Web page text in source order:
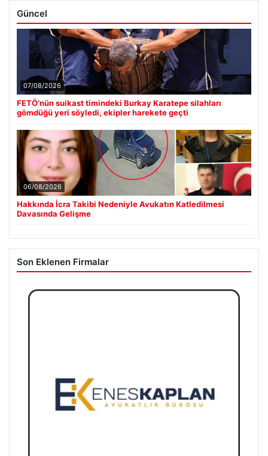
Güncel
07/08/2026
FETÖ’nün suikast timindeki Burkay Karatepe silahları
gömdüğü yeri söyledi, ekipler harekete geçti
06/08/2026
Hakkında İcra Takibi Nedeniyle Avukatın Katledilmesi
Davasında Gelişme
Son Eklenen Firmalar